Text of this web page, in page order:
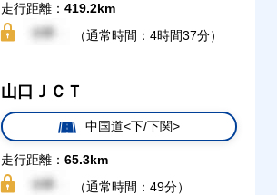
走行距離： 419.2km
（通常時間：4時間37分）
山口ＪＣＴ
中国道<下/下関>
走行距離： 65.3km
（通常時間：49分）